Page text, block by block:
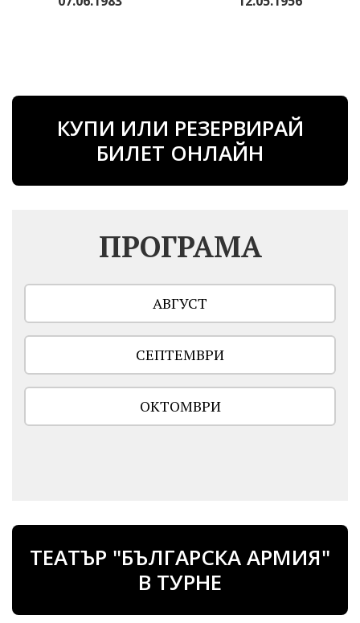
КУПИ ИЛИ РЕЗЕРВИРАЙ
БИЛЕТ ОНЛАЙН
ПРОГРАМА
АВГУСТ
СЕПТЕМВРИ
ОКТОМВРИ
ТЕАТЪР "БЪЛГАРСКА АРМИЯ"
В ТУРНЕ